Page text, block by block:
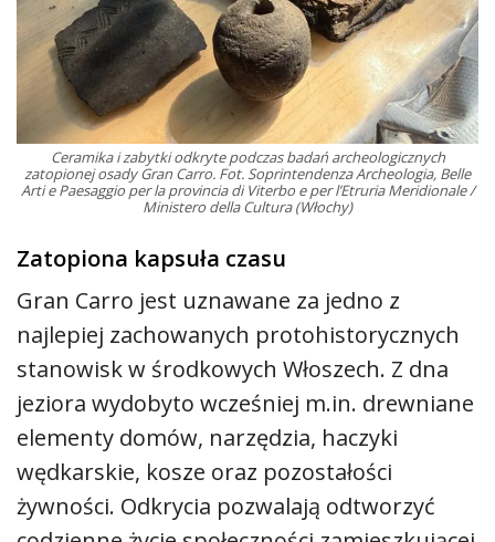
Ceramika i zabytki odkryte podczas badań archeologicznych
zatopionej osady Gran Carro. Fot. Soprintendenza Archeologia, Belle
Arti e Paesaggio per la provincia di Viterbo e per l’Etruria Meridionale /
Ministero della Cultura (Włochy)
Zatopiona kapsuła czasu
Gran Carro jest uznawane za jedno z
najlepiej zachowanych protohistorycznych
stanowisk w środkowych Włoszech. Z dna
jeziora wydobyto wcześniej m.in. drewniane
elementy domów, narzędzia, haczyki
wędkarskie, kosze oraz pozostałości
żywności. Odkrycia pozwalają odtworzyć